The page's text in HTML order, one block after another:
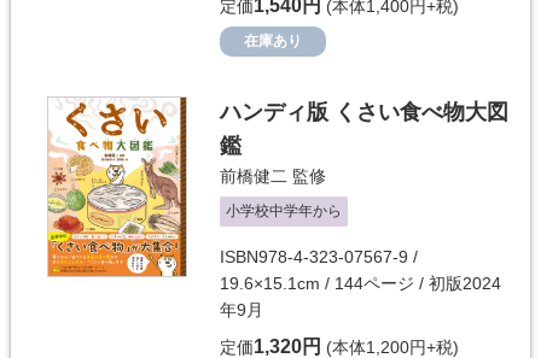
定価1,540円 (本体1,400円+税)
在庫あり
ハンディ版 くさい食べ物大図
鑑
前橋健二 監修
小学校中学年から
ISBN978-4-323-07567-9 /
19.6×15.1cm / 144ページ / 初版2024
年9月
定価1,320円 (本体1,200円+税)